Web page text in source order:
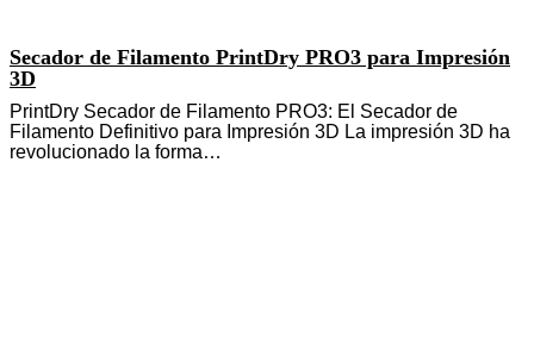
Secador de Filamento PrintDry PRO3 para Impresión
3D
PrintDry Secador de Filamento PRO3: El Secador de
Filamento Definitivo para Impresión 3D La impresión 3D ha
revolucionado la forma…